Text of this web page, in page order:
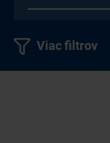
Viac filtrov